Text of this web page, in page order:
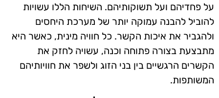
על פחדיהם ועל תשוקותיהם. השיחות הללו עשויות
להוביל להבנה עמוקה יותר של מערכת היחסים
ולהגביר את איכות הקשר. כל חוויה מינית, כאשר היא
מתבצעת בצורה פתוחה וכנה, עשויה לחזק את
הקשרים הרגשיים בין בני הזוג ולשפר את חוויותיהם
המשותפות.